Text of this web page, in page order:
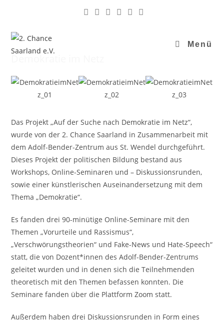
springen
Menü
Das Projekt „Auf der Suche nach Demokratie im Netz“,
wurde von der 2. Chance Saarland in Zusammenarbeit mit
dem Adolf-Bender-Zentrum aus St. Wendel durchgeführt.
Dieses Projekt der politischen Bildung bestand aus
Workshops, Online-Seminaren und – Diskussionsrunden,
sowie einer künstlerischen Auseinandersetzung mit dem
Thema „Demokratie“.
Es fanden drei 90-minütige Online-Seminare mit den
Themen „Vorurteile und Rassismus“,
„Verschwörungstheorien“ und Fake-News und Hate-Speech“
statt, die von Dozent*innen des Adolf-Bender-Zentrums
geleitet wurden und in denen sich die Teilnehmenden
theoretisch mit den Themen befassen konnten. Die
Seminare fanden über die Plattform Zoom statt.
Außerdem haben drei Diskussionsrunden in Form eines